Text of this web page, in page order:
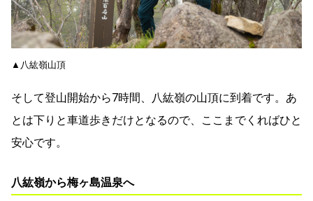
▲八紘嶺山頂
そして登山開始から7時間、八紘嶺の山頂に到着です。あ
とは下りと車道歩きだけとなるので、ここまでくればひと
安心です。
八紘嶺から梅ヶ島温泉へ